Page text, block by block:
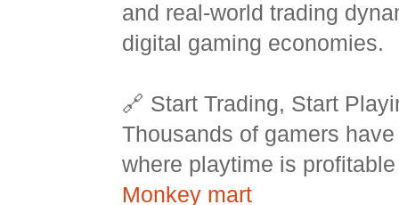
and real-world trading
digital gaming economies.
🔗 Start Trading, Start
Thousands of gamers
where playtime is
Monkey mart